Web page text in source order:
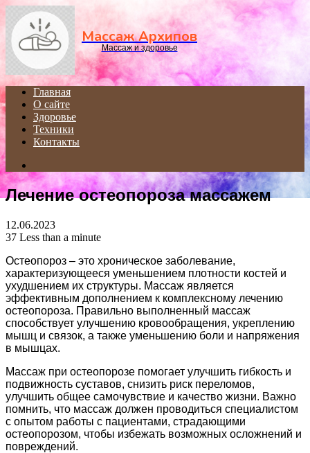
Массаж Архипов
Массаж и здоровье
Главная
О сайте
Здоровье
Техники
Контакты
for
Лечение остеопороза массажем
12.06.2023
37 Less than a minute
Остеопороз – это хроническое заболевание,
характеризующееся уменьшением плотности костей и
ухудшением их структуры. Массаж является
эффективным дополнением к комплексному лечению
остеопороза. Правильно выполненный массаж
способствует улучшению кровообращения, укреплению
мышц и связок, а также уменьшению боли и напряжения
в мышцах.
Массаж при остеопорозе помогает улучшить гибкость и
подвижность суставов, снизить риск переломов,
улучшить общее самочувствие и качество жизни. Важно
помнить, что массаж должен проводиться специалистом
с опытом работы с пациентами, страдающими
остеопорозом, чтобы избежать возможных осложнений и
повреждений.